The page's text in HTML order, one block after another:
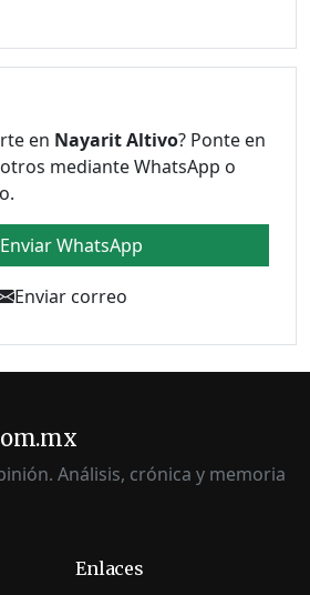
en Nayarit Altivo? Ponte en
mediante WhatsApp o
Enviar WhatsApp
Enviar correo
Análisis, crónica y memoria
Enlaces